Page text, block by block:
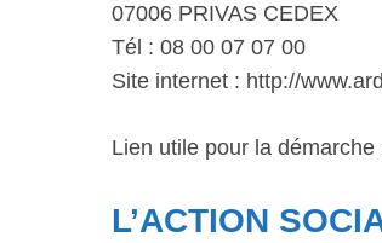
07006 PRIVAS CEDEX
Tél : 08 00 07 07 00
Site internet : http://
Lien utile pour la démarche
L’ACTION